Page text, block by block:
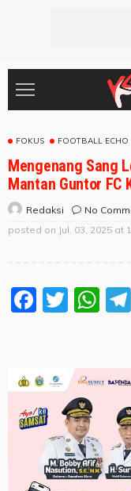
FOKUS FOOTBALL ECHO
Mengenang Sang
Mantan Guntor FC
Redaksi
No
posted on Jul. 03, 2025 at